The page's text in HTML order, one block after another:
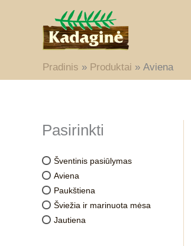
Pradinis Produktai Aviena
Pasirinkti
Šventinis pasiūlymas
Aviena
Paukštiena
Šviežia ir marinuota mėsa
Jautiena